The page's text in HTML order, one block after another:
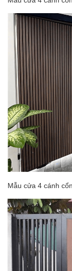
Mẫu cửa 4 cánh